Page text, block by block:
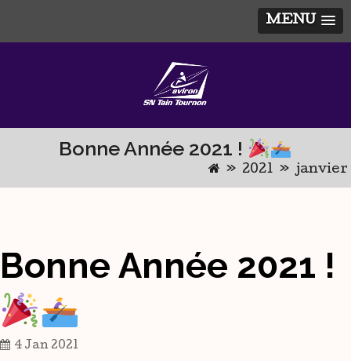
MENU
Bonne Année 2021 !
» 2021 » janvier
Bonne Année 2021 !
4 Jan 2021